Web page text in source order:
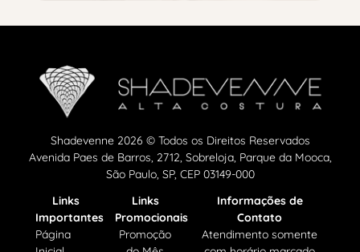
Shadevenne 2026 © Todos os Direitos Reservados
Avenida Paes de Barros, 2712, Sobreloja, Parque da Mooca,
São Paulo, SP, CEP 03149-000
Links
Importantes
Página
Links
Promocionais
Promoção
Informações de
Contato
Atendimento somente